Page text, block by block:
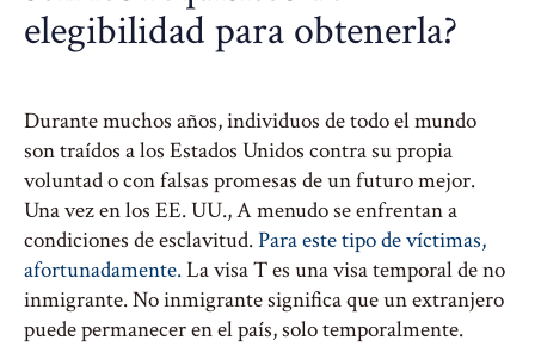
elegibilidad para obtenerla?
Durante muchos años, individuos de todo el mundo
son traídos a los Estados Unidos contra su propia
voluntad o con falsas promesas de un futuro mejor.
Una vez en los EE. UU., A menudo se enfrentan a
condiciones de esclavitud.Para este tipo de víctimas,
afortunadamente.La visa T es una visa temporal de no
inmigrante.No inmigrante significa que un extranjero
puede permanecer en el país, solo temporalmente.